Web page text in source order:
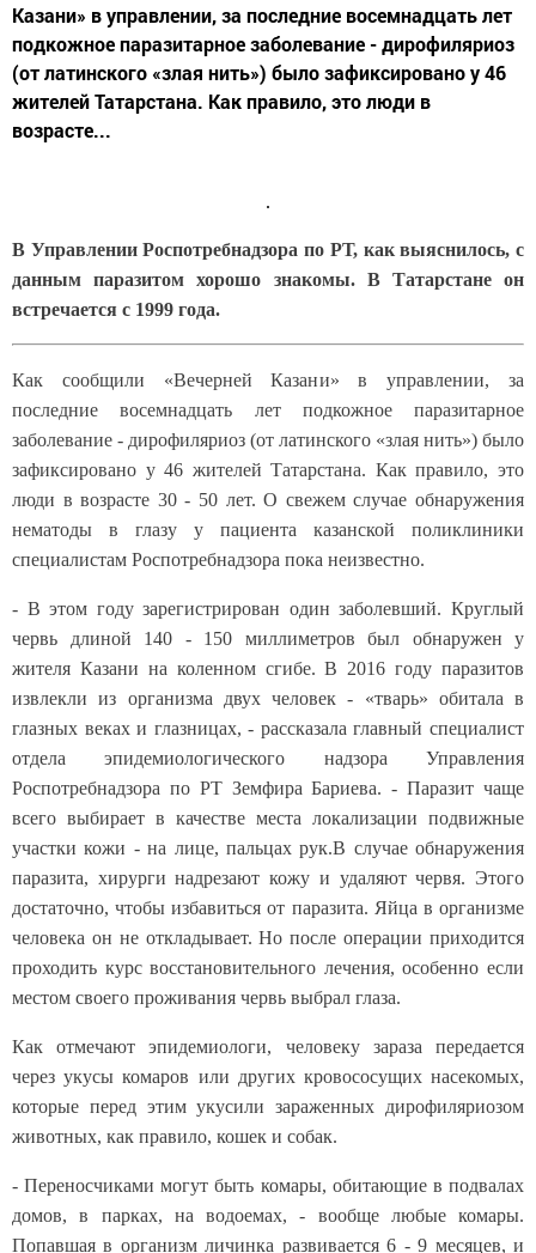
Казани» в управлении, за последние восемнадцать лет
подкожное паразитарное заболевание - дирофиляриоз
(от латинского «злая нить») было зафиксировано у 46
жителей Татарстана. Как правило, это люди в
возрасте...
В Управлении Роспотребнадзора по РТ, как выяснилось, с
данным паразитом хорошо знакомы. В Татарстане он
встречается с 1999 года.
Как сообщили «Вечерней Казани» в управлении, за
последние восемнадцать лет подкожное паразитарное
заболевание - дирофиляриоз (от латинского «злая нить») было
зафиксировано у 46 жителей Татарстана. Как правило, это
люди в возрасте 30 - 50 лет. О свежем случае обнаружения
нематоды в глазу у пациента казанской поликлиники
специалистам Роспотребнадзора пока неизвестно.
- В этом году зарегистрирован один заболевший. Круглый
червь длиной 140 - 150 миллиметров был обнаружен у
жителя Казани на коленном сгибе. В 2016 году паразитов
извлекли из организма двух человек - «тварь» обитала в
глазных веках и глазницах, - рассказала главный специалист
отдела эпидемиологического надзора Управления
Роспотребнадзора по РТ Земфира Бариева. - Паразит чаще
всего выбирает в качестве места локализации подвижные
участки кожи - на лице, пальцах рук.В случае обнаружения
паразита, хирурги надрезают кожу и удаляют червя. Этого
достаточно, чтобы избавиться от паразита. Яйца в организме
человека он не откладывает. Но после операции приходится
проходить курс восстановительного лечения, особенно если
местом своего проживания червь выбрал глаза.
Как отмечают эпидемиологи, человеку зараза передается
через укусы комаров или других кровососущих насекомых,
которые перед этим укусили зараженных дирофиляриозом
животных, как правило, кошек и собак.
- Переносчиками могут быть комары, обитающие в подвалах
домов, в парках, на водоемах, - вообще любые комары.
Попавшая в организм личинка развивается 6 - 9 месяцев, и